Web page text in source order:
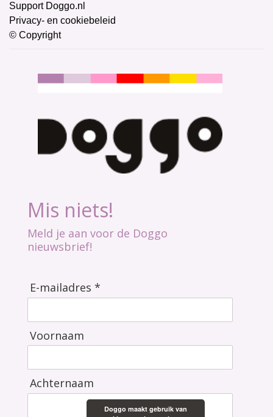
Support Doggo.nl
Privacy- en cookiebeleid
© Copyright
Mis niets!
Meld je aan voor de Doggo
nieuwsbrief!
E-mailadres *
Voornaam
Achternaam
Doggo maakt gebruik van